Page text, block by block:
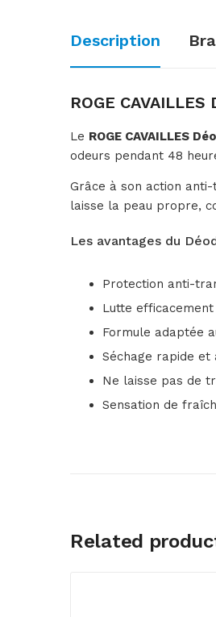
Description
ROGE
Le ROGE CAVAILLES
odeurs pendant 48
Grâce à son action
laisse la peau propre,
Les avantages du
Protection anti-
Lutte
Formule adaptée
Séchage rapide
Ne laisse pas de
Sensation de
Related